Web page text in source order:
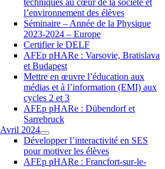
techniques au cœur de la société et
l’environnement des élèves
Séminaire – Année de la Physique
2023-2024 – Europe
Certifier le DELF
AFEp pHARe : Varsovie, Bratislava
et Budapest
Mettre en œuvre l’éducation aux
médias et à l’information (EMI) aux
cycles 2 et 3
AFEp pHARe : Dübendorf et
Sarrebruck
Avril 2024
Développer l’interactivité en SES
pour motiver les élèves
AFEp pHARe : Francfort-sur-le-